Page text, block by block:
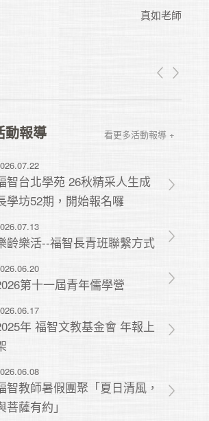
真如老師現不
動報導 看更多活動報導 +
智台北學苑 26秋精采人生成
學坊52期，開始報名囉
齡樂活--福智長青班聯繫方式
第十一屆青年儒學營
年 福智文教基金會 年報上
智教師暑假團聚「夏日清風，
菩薩有約」